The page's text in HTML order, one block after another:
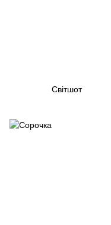
Світшот